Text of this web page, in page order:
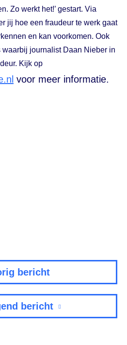
Zo werkt het!’ gestart. Via
jij hoe een fraudeur te werk gaat
en kan voorkomen. Ook
journalist Daan Nieber in
Kijk op
voor meer informatie.
bericht
bericht